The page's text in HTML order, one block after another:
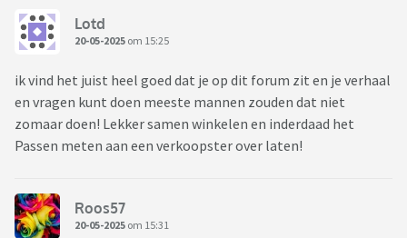
Lotd
20-05-2025 om 15:25
ik vind het juist heel goed dat je op dit forum zit en je verhaal
en vragen kunt doen meeste mannen zouden dat niet
zomaar doen! Lekker samen winkelen en inderdaad het
Passen meten aan een verkoopster over laten!
Roos57
20-05-2025 om 15:31